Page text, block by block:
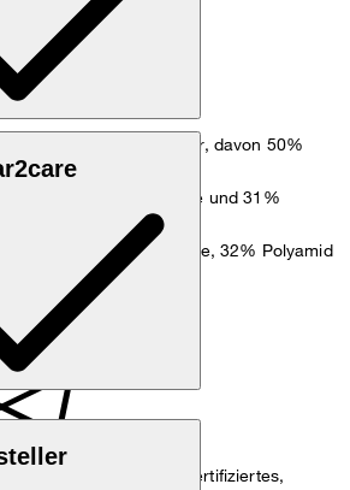
Mix aus 66% Polyester, davon 50%
6% Elasthan
Qualität aus 69% Viskose und 31%
aus 61% Viskose, 32% Polyamid
mindestens 50 % GRS-zertifiziertes,